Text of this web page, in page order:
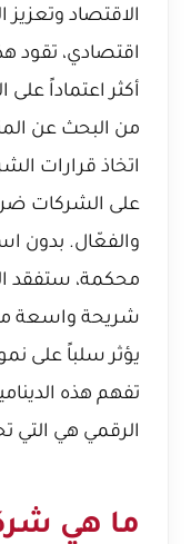
الاقتصاد وتعزيز
اقتصادي، تقود
أكثر اعتماداً على
من البحث عن
اتخاذ قرارات
على الشركات
والفعّال. بدون
محكمة، ستفقد
شريحة واسعة
يؤثر سلباً على
تفهم هذه
الرقمي هي التي
ما هي